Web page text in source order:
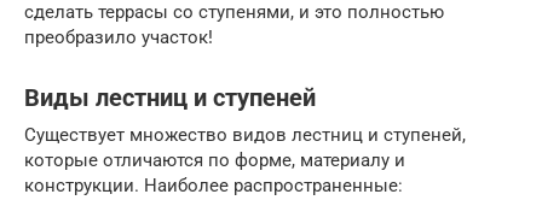
сделать террасы со ступенями, и это полностью
преобразило участок!
Виды лестниц и ступеней
Существует множество видов лестниц и ступеней,
которые отличаются по форме, материалу и
конструкции. Наиболее распространенные: